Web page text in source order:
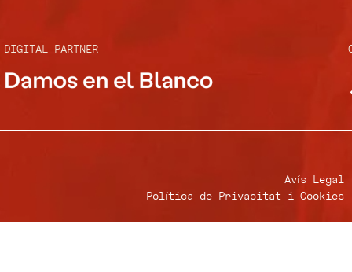
DIGITAL PARTNER ​
Avís Legal
Política de Privacitat i Cookies